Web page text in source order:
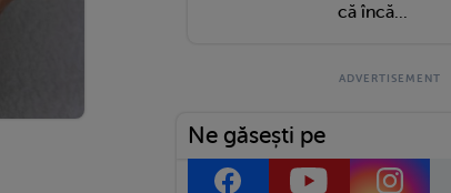
că încă...
Ne găsești pe